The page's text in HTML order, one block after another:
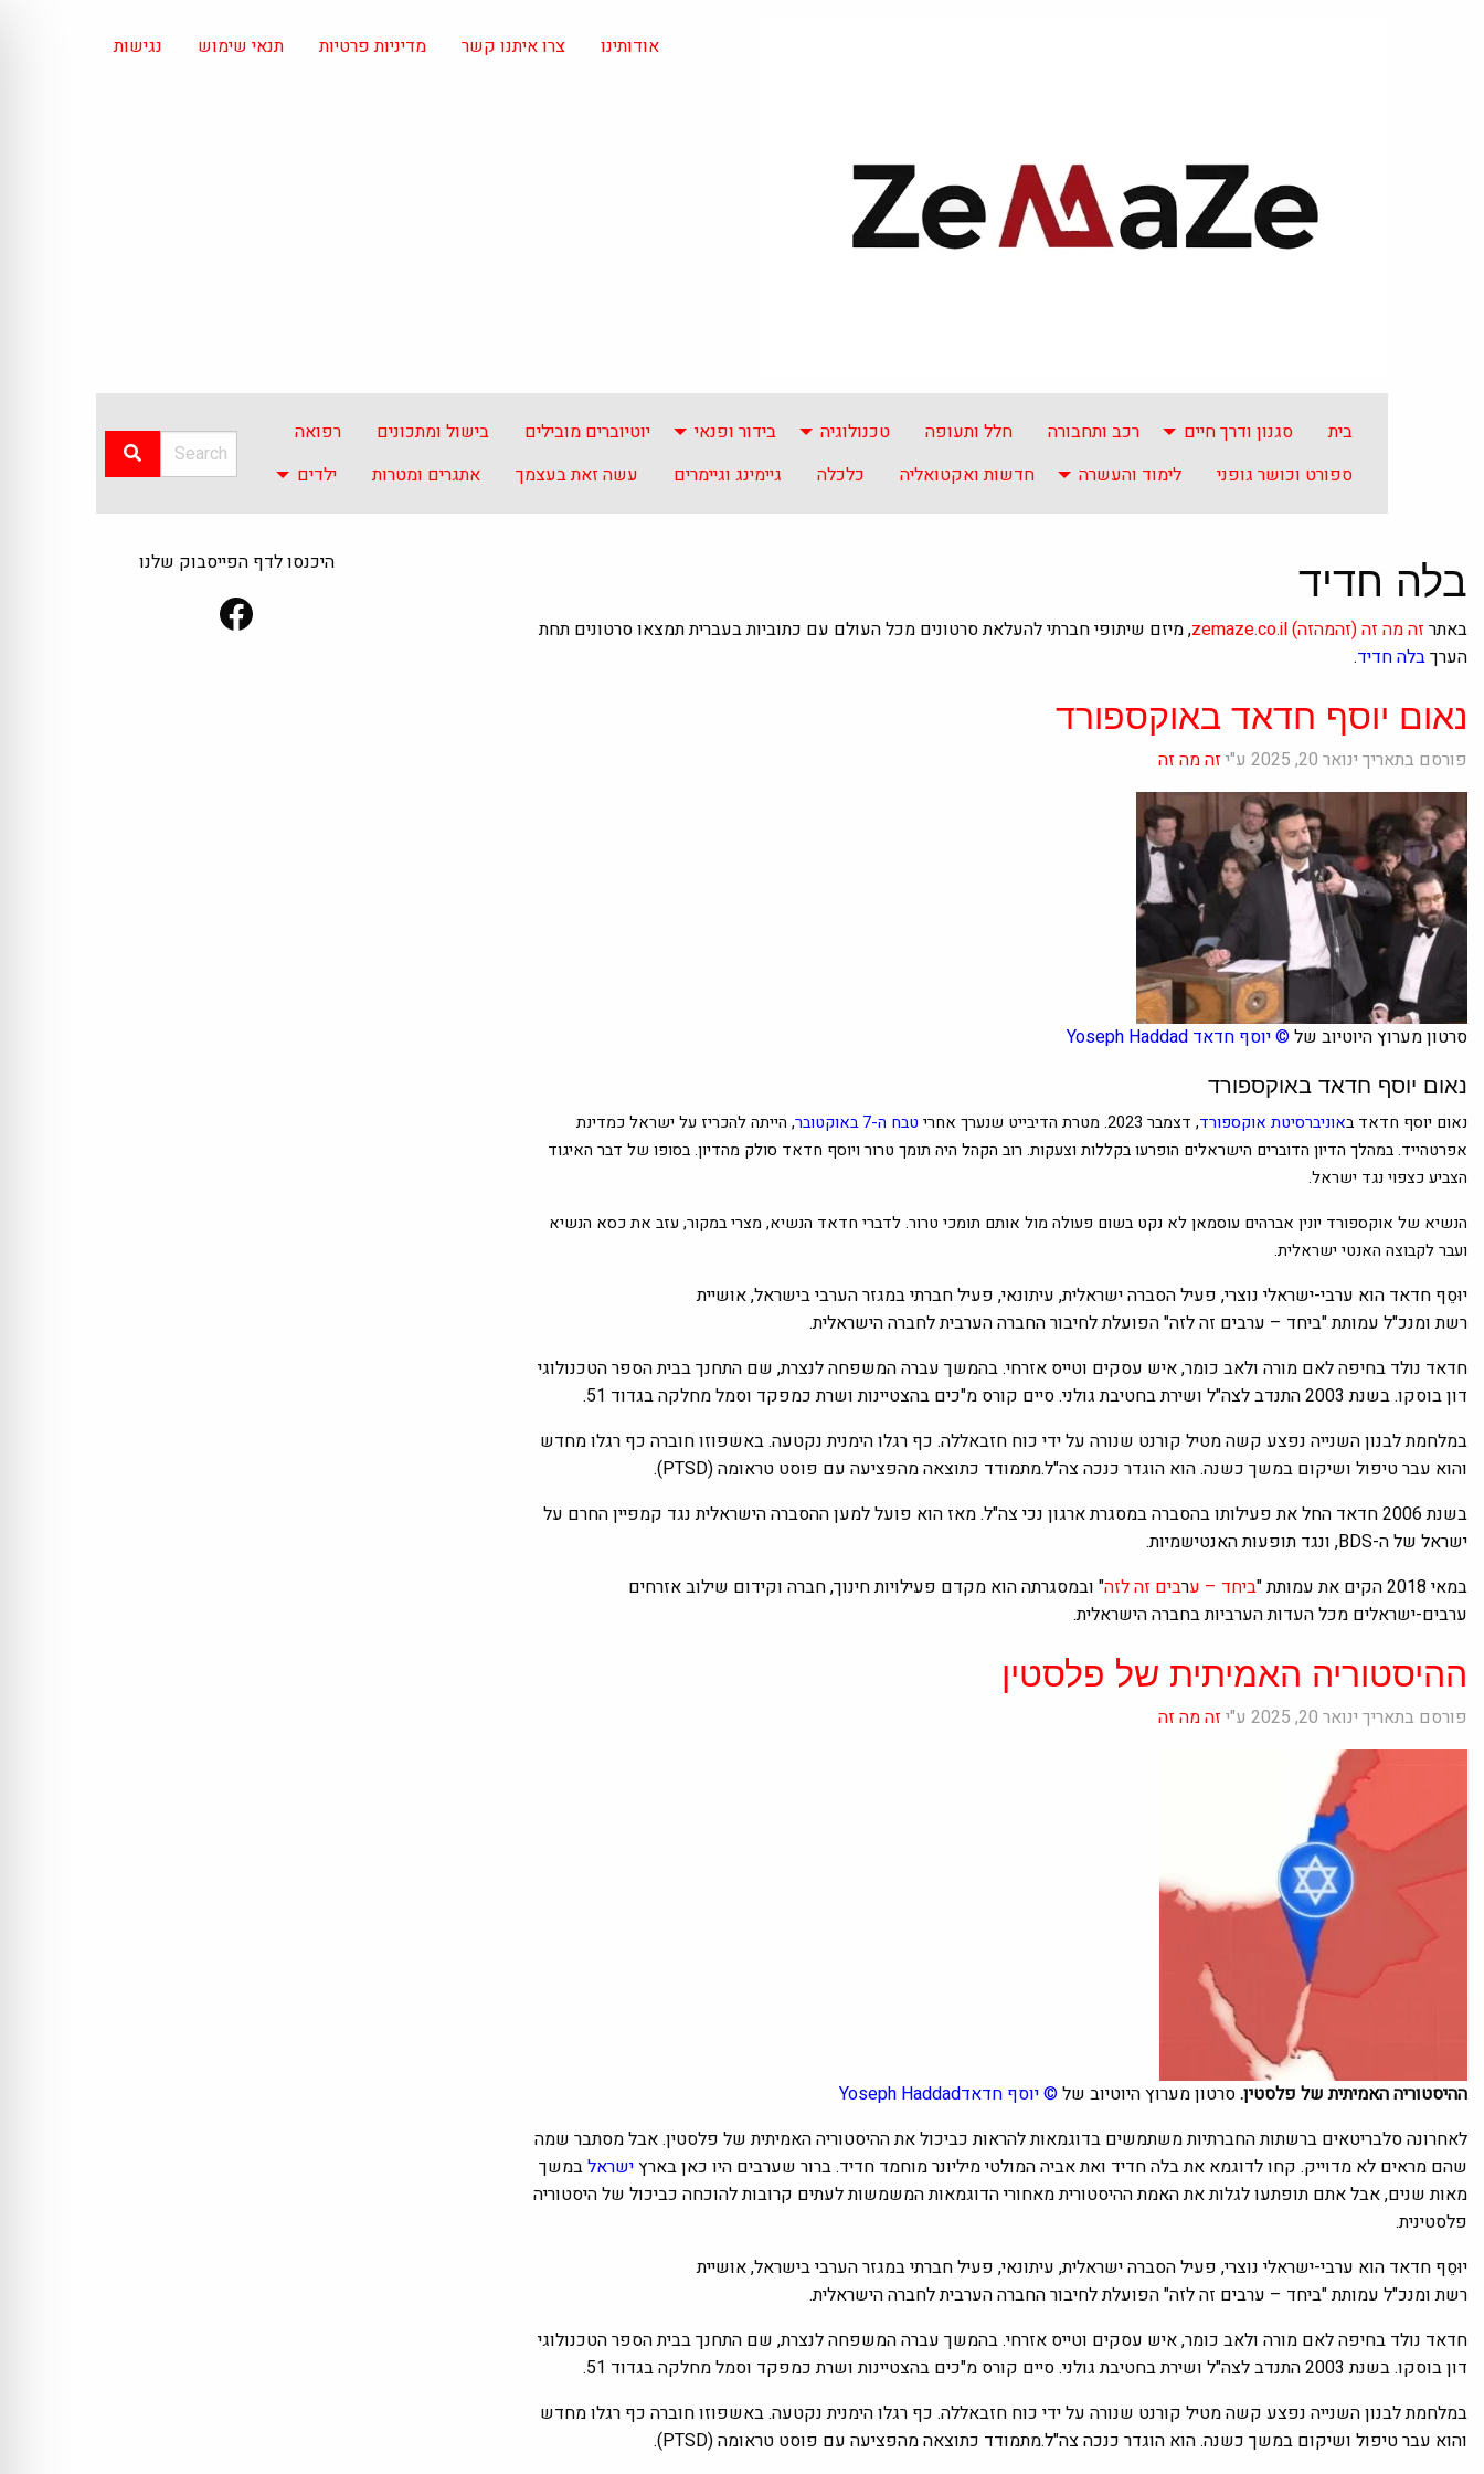
אודותינו צרו איתנו קשר מדיניות פרטיות תנאי שימוש נגישות
בית סגנון ודרך חיים רכב ותחבורה חלל ותעופה טכנולוגיה בידור ופנאי יוטיוברים מובילים בישול ומתכונים
רפואה
ספורט וכושר גופני
לימוד והעשרה חדשות ואקטואליה כלכלה גיימינג וגיימרים עשה זאת בעצמך אתגרים ומטרות ילדים
בלה חדיד
באתר זה מה זה(זהמהזה)zemaze.co.il, מיזם שיתופי חברתי להעלאת סרטונים מכל העולם עם כתוביות בעברית תמצאו סרטונים תחת
הערךבלה חדיד.
נאום יוסף חדאד באוקספורד
פורסם בתאריך ינואר 20, 2025 ע"י זה מה זה
סרטון מערוץ היוטיוב של©יוסף חדאד Yoseph Haddad
נאום יוסף חדאד באוקספורד
נאום יוסף חדאד באוניברסיטת אוקספורד, דצמבר 2023. מטרת הדיבייט שנערך אחרי טבח ה-7 באוקטובר
, הייתה להכריז על ישראל כמדינת
אפרטהייד. במהלך הדיון הדוברים הישראלים הופרעו בקללות וצעקות. רוב הקהל היה תומך טרור ויוסף חדאד סולק מהדיון. בסופו של דבר האיגוד
הצביע כצפוי נגד ישראל.
הנשיא של אוקספורד יונין אברהים עוסמאן לא נקט בשום פעולה מול אותם תומכי טרור. לדברי חדאד הנשיא, מצרי במקור, עזב את כסא הנשיא
ועבר לקבוצה האנטי ישראלית.
יוּסֵף חדאד הוא ערבי-ישראלי נוצרי, פעיל הסברה ישראלית, עיתונאי, פעיל חברתי במגזר הערבי בישראל, אושיית
רשת ומנכ"ל עמותת "ביחד – ערבים זה לזה" הפועלת לחיבור החברה הערבית לחברה הישראלית.
חדאד נולד בחיפה לאם מורה ולאב כומר, איש עסקים וטייס אזרחי. בהמשך עברה המשפחה לנצרת, שם התחנך בבית הספר הטכנולוגי
דון בוסקו. בשנת 2003 התנדב לצה"ל ושירת בחטיבת גולני. סיים קורס מ"כים בהצטיינות ושרת כמפקד וסמל מחלקה בגדוד 51.
במלחמת לבנון השנייה נפצע קשה מטיל קורנט שנורה על ידי כוח חזבאללה. כף רגלו הימנית נקטעה. באשפוזו חוברה כף רגלו מחדש
והוא עבר טיפול ושיקום במשך כשנה. הוא הוגדר כנכה צה"ל.מתמודד כתוצאה מהפציעה עם פוסט טראומה (PTSD).
בשנת 2006 חדאד החל את פעילותו בהסברה במסגרת ארגון נכי צה"ל. מאז הוא פועל למען ההסברה הישראלית נגד קמפיין החרם על
ישראל של ה-BDS, ונגד תופעות האנטישמיות.
במאי 2018 הקים את עמותת "
ביחד – ערבים זה לזה" ובמסגרתה הוא מקדם פעילויות חינוך, חברה וקידום שילוב אזרחים
ערבים-ישראלים מכל העדות הערביות בחברה הישראלית.
ההיסטוריה האמיתית של פלסטין
פורסם בתאריך ינואר 20, 2025 ע"י זה מה זה
ההיסטוריה האמיתית של פלסטין.סרטון מערוץ היוטיוב של©יוסף חדאדYoseph Haddad
לאחרונה סלבריטאים ברשתות החברתיות משתמשים בדוגמאות להראות כביכול את ההיסטוריה האמיתית של פלסטין. אבל מסתבר שמה
שהם מראים לא מדוייק. קחו לדוגמא את בלה חדיד ואת אביה המולטי מיליונר מוחמד חדיד. ברור שערבים היו כאן בארץישראלבמשך
מאות שנים, אבל אתם תופתעו לגלות את האמת ההיסטורית מאחורי הדוגמאות המשמשות לעתים קרובות להוכחה כביכול של היסטוריה
פלסטינית.
יוּסֵף חדאד הוא ערבי-ישראלי נוצרי, פעיל הסברה ישראלית, עיתונאי, פעיל חברתי במגזר הערבי בישראל, אושיית
רשת ומנכ"ל עמותת "ביחד – ערבים זה לזה" הפועלת לחיבור החברה הערבית לחברה הישראלית.
חדאד נולד בחיפה לאם מורה ולאב כומר, איש עסקים וטייס אזרחי. בהמשך עברה המשפחה לנצרת, שם התחנך בבית הספר הטכנולוגי
דון בוסקו. בשנת 2003 התנדב לצה"ל ושירת בחטיבת גולני. סיים קורס מ"כים בהצטיינות ושרת כמפקד וסמל מחלקה בגדוד 51.
במלחמת לבנון השנייה נפצע קשה מטיל קורנט שנורה על ידי כוח חזבאללה. כף רגלו הימנית נקטעה. באשפוזו חוברה כף רגלו מחדש
והוא עבר טיפול ושיקום במשך כשנה. הוא הוגדר כנכה צה"ל.מתמודד כתוצאה מהפציעה עם פוסט טראומה (PTSD).
היכנסו לדף הפייסבוק שלנו
Facebook